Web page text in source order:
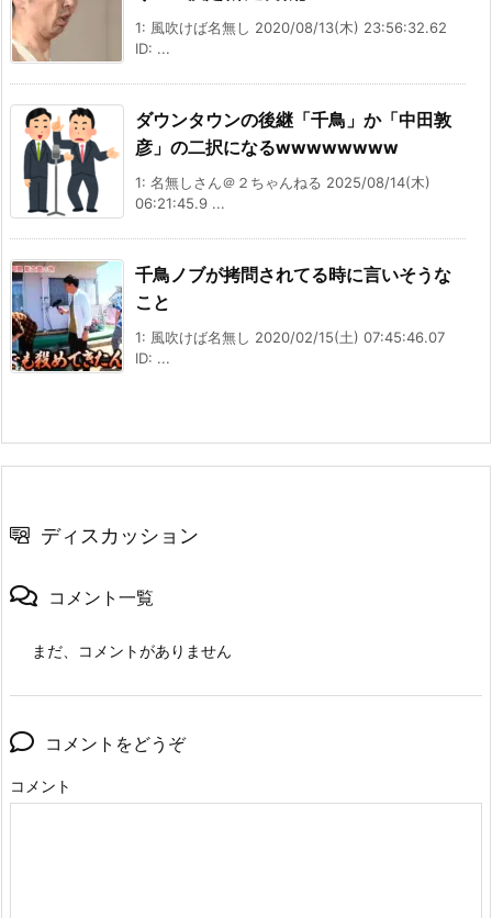
1: 風吹けば名無し 2020/08/13(木) 23:56:32.62
ID: ...
ダウンタウンの後継「千鳥」か「中田敦
彦」の二択になるwwwwwwww
1: 名無しさん＠２ちゃんねる 2025/08/14(木)
06:21:45.9 ...
千鳥ノブが拷問されてる時に言いそうな
こと
1: 風吹けば名無し 2020/02/15(土) 07:45:46.07
ID: ...
ディスカッション
コメント一覧
まだ、コメントがありません
コメントをどうぞ
コメント